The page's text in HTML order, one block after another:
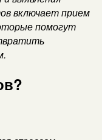
включает прием
помогут